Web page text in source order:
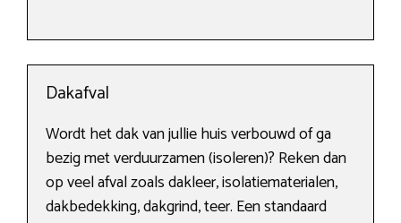
Dakafval
Wordt het dak van jullie huis verbouwd of ga
bezig met verduurzamen (isoleren)? Reken dan
op veel afval zoals dakleer, isolatiematerialen,
dakbedekking, dakgrind, teer. Een standaard